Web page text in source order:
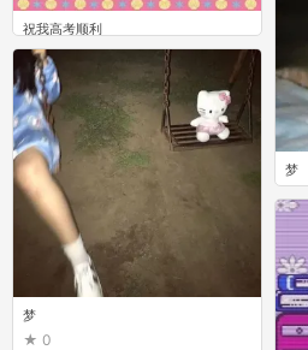
梦
0
祝我高考顺利
0
梦